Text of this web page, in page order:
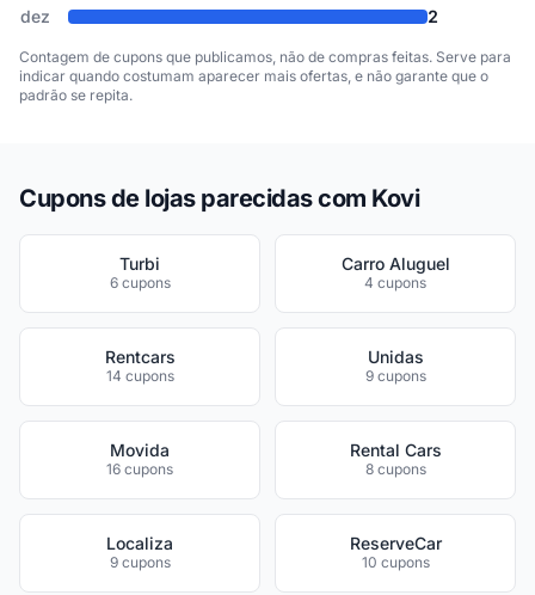
dez 2
Contagem de cupons que publicamos, não de compras feitas. Serve para
indicar quando costumam aparecer mais ofertas, e não garante que o
padrão se repita.
Cupons de lojas parecidas com Kovi
Turbi
6 cupons
Carro Aluguel
4 cupons
Rentcars
14 cupons
Unidas
9 cupons
Movida
16 cupons
Rental Cars
8 cupons
Localiza
9 cupons
ReserveCar
10 cupons